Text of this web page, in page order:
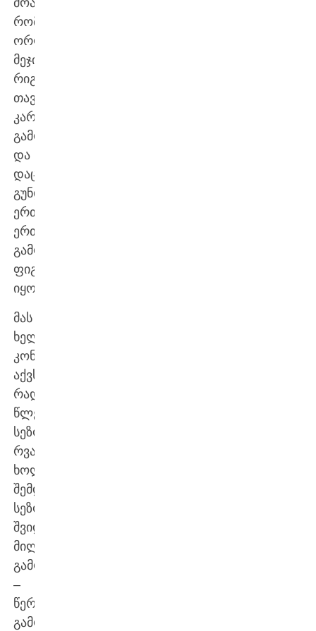
რომელმაც
ორლანდო
მეჯიქის
რიგებში
თავი
კარგად
გამოიჩინა
და
დაცვაში
გუნდის
ერთ-
ერთი
გამორჩეული
ფიგურა
იყო.
მას
ხელსაყრელი
კონტრაქტიც
აქვს,
რადგან
წლევანდელ
სეზონში
რვა,
ხოლო
შემდეგ
სეზონში
შვიდ
მილიონს
გამოიმუშავებს”,
–
წერს
გამოცემა.